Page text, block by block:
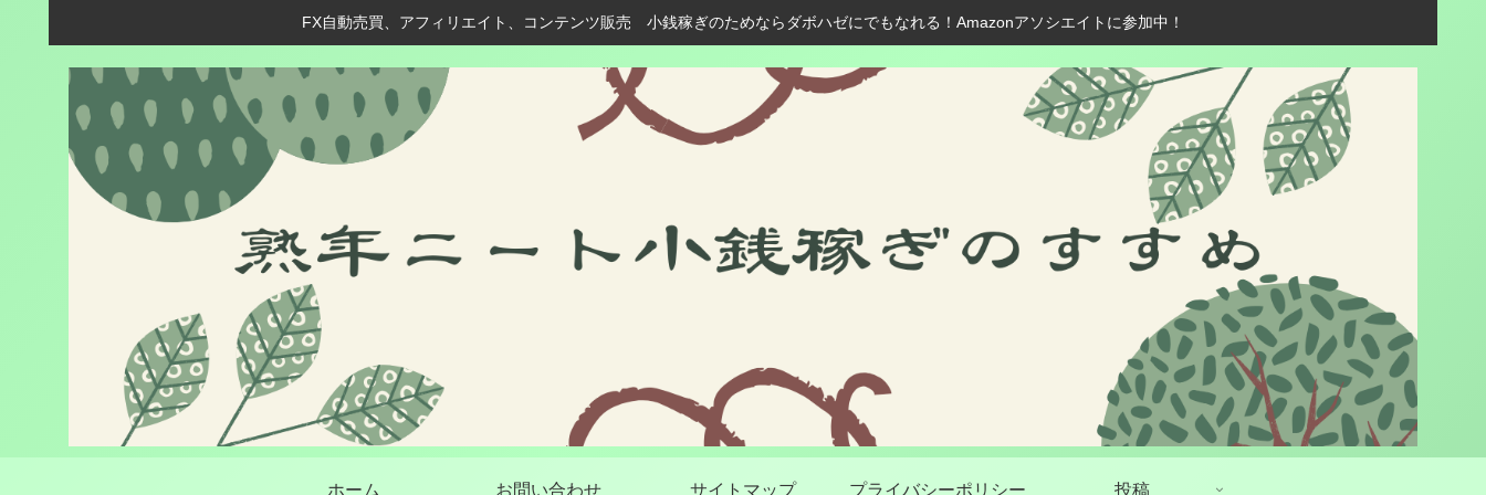
FX自動売買、アフィリエイト、コンテンツ販売 小銭稼ぎのためならダボハゼにでもなれる！Amazonアソシエイトに参加中！
ホーム お問い合わせ サイトマップ プライバシーポリシー 投稿